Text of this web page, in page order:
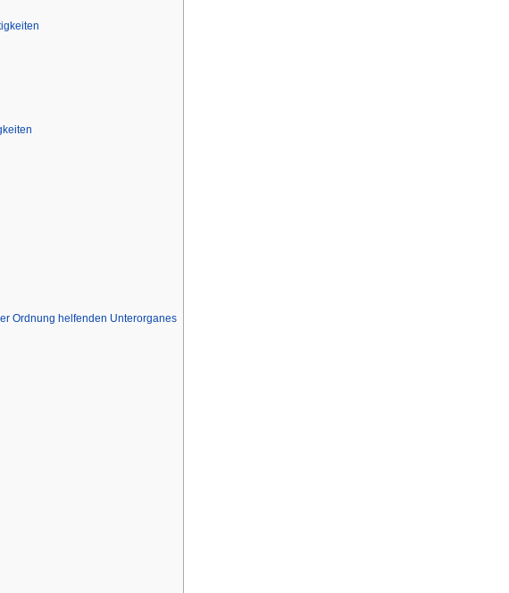
Ordnung helfenden Unterorganes